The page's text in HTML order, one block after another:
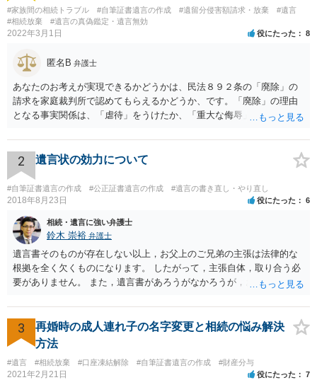
#家族間の相続トラブル #自筆証書遺言の作成 #遺留分侵害額請求・放棄
#遺言
#相続放棄
#遺言の真偽鑑定・遺言無効
2022年3月1日 役にたった 8
匿名B 弁護士
あなたのお考えが実現できるかどうかは、民法８９２条の「廃除」の
請求を家庭裁判所で認めてもらえるかどうか、です。「廃除」の理由
となる事実関係は、「虐待」をうけたか、「重大な侮辱」を受けた
「廃除」は遺言でも可能です（民法８９３条）。 弁護士に具体的な事
情を話して相談して、「廃除」が可能か、実際に法律相談を受けるこ
とをお勧めします。
2 遺言状の効力について
#自筆証書遺言の作成 #公正証書遺言の作成 #遺言の書き直し・やり直し
2018年8月23日 役にたった 6
相続・遺言に強い弁護士
鈴木 崇裕 弁護士
遺言書そのものが存在しない以上，お父上のご兄弟の主張は法律的な
根拠を全く欠くものになります。 したがって，主張自体，取り合う必
要がありません。 また，遺言書があろうがなかろうが，お父上のご兄
ご回答にもありますが， 代理人弁護士をたてて，その弁護士から相手
方に対して， ・相続に関する主張は法的根拠がなく，一切応じないこ
と ・今後一切の連絡をしてこないでほしいこと ・連絡を継続してくる
ようであれば警察への通報や法的措置も辞さないこと などを記載した
書面を発送してもらうことがよろしいように思います。
3
再婚時の成人連れ子の名字変更と相続の悩み解決
方法
#遺言 #相続放棄 #口座凍結解除 #自筆証書遺言の作成 #財産分与
2021年2月21日 役にたった 7